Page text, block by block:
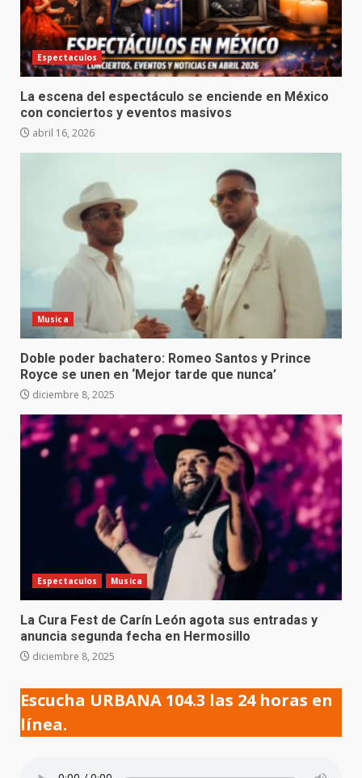
Espectaculos
La escena del espectáculo se enciende en México
con conciertos y eventos masivos
abril 16, 2026
Musica
Doble poder bachatero: Romeo Santos y Prince
Royce se unen en ‘Mejor tarde que nunca’
diciembre 8, 2025
Espectaculos Musica
La Cura Fest de Carín León agota sus entradas y
anuncia segunda fecha en Hermosillo
diciembre 8, 2025
Escucha URBANA 104.3 las 24 horas en
línea.